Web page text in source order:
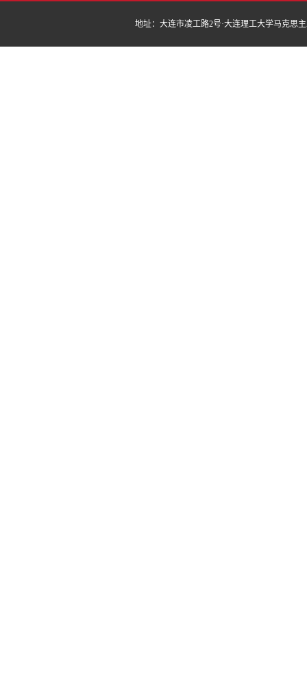
地址：大连市凌工路2号·大连理工大学马克思主